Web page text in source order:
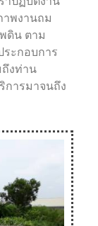
าพงานถม
ดิน ตาม
ระกอบการ
ถึงท่าน
การมาจนถึง